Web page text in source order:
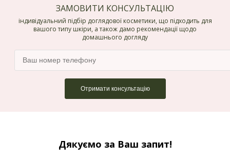
ЗАМОВИТИ КОНСУЛЬТАЦІЮ
індивідуальний підбір доглядової косметики, що підходить для
вашого типу шкіри, а також дамо рекомендації щодо
домашнього догляду
Дякуємо за Ваш запит!